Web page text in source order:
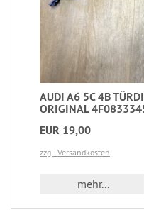
AUDI A6 5C 4B
ORIGINAL
EUR 19,00
zzgl. Versandkosten
mehr...